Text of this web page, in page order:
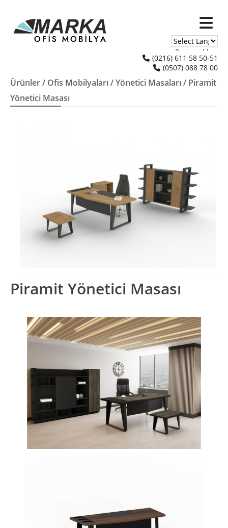
Powered by
Translate
(0216) 611 58 50-51
(0507) 088 78 00
Ürünler/ Ofis Mobilyaları/Yönetici Masaları/ Piramit
Yönetici Masası
Piramit Yönetici Masası